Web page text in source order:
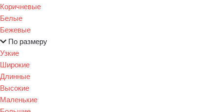
Коричневые
Белые
Бежевые
По размеру
Узкие
Широкие
Длинные
Высокие
Маленькие